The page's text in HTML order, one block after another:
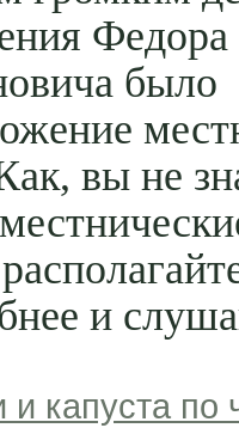
Федора
было
вы не
и
и капуста по